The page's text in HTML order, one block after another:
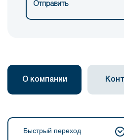
Отправить
О компании
Быстрый переход